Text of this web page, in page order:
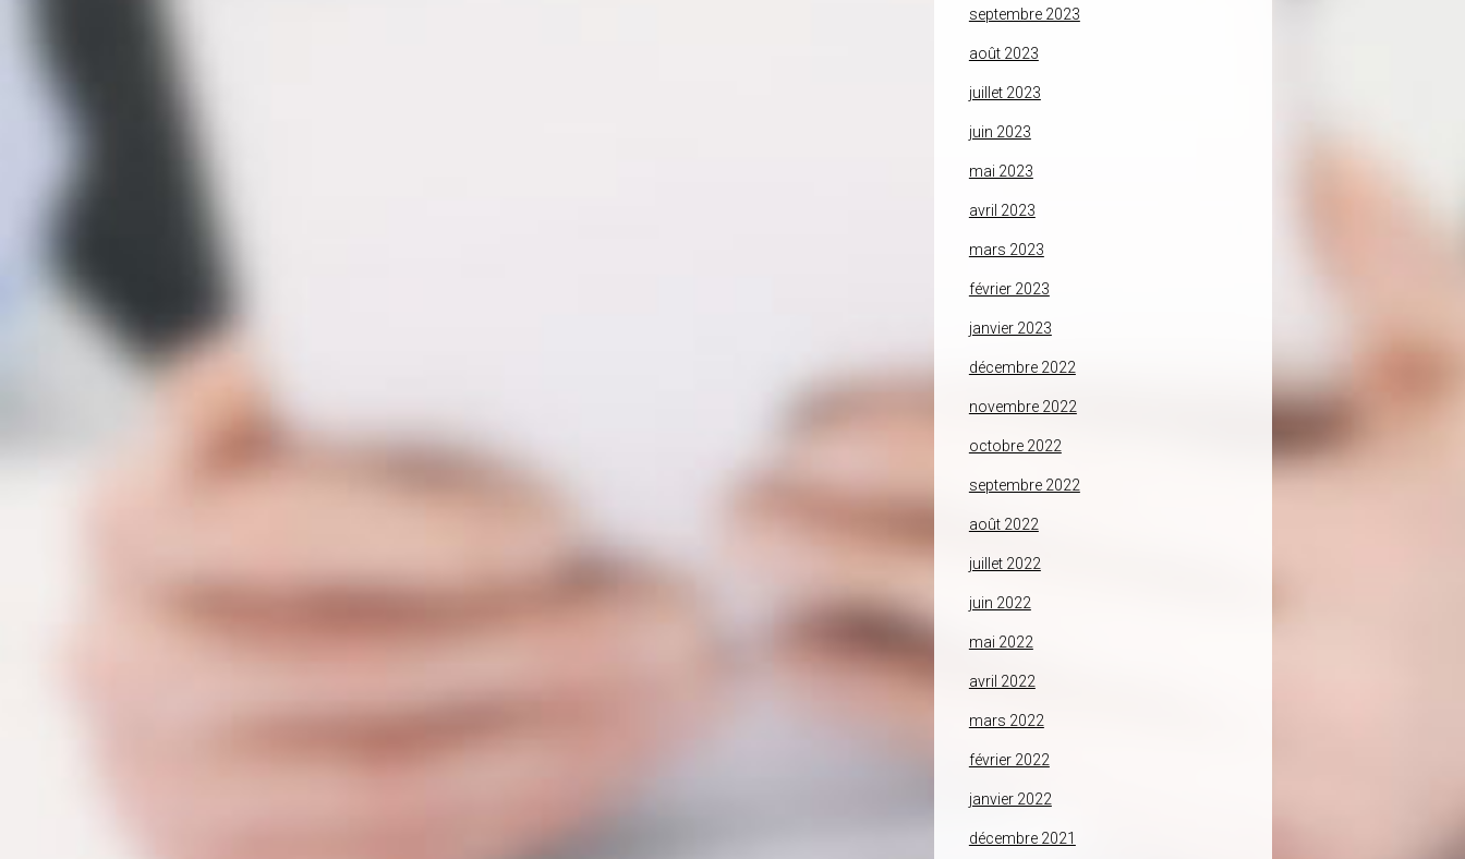
septembre 2023
août 2023
juillet 2023
juin 2023
mai 2023
avril 2023
mars 2023
février 2023
janvier 2023
décembre 2022
novembre 2022
octobre 2022
septembre 2022
août 2022
juillet 2022
juin 2022
mai 2022
avril 2022
mars 2022
février 2022
janvier 2022
décembre 2021